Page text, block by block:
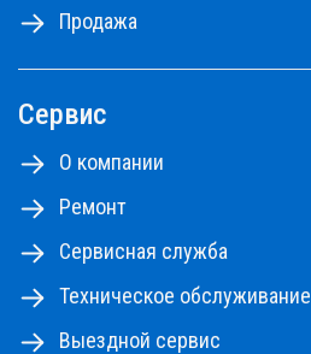
Продажа
Сервис
О компании
Ремонт
Сервисная служба
Техническое обслуживание
Выездной сервис